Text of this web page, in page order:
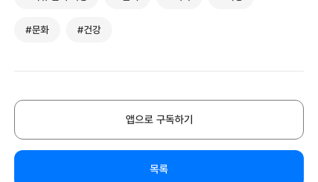
#문화 #건강
앱으로 구독하기
목록